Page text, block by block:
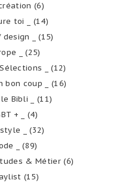
(6)
toi _
(14)
_
(15)
_
(25)
_
(12)
coup _
(16)
Bibli _
(11)
+ _
(4)
_
(32)
_
(89)
& Métier(6)
(15)